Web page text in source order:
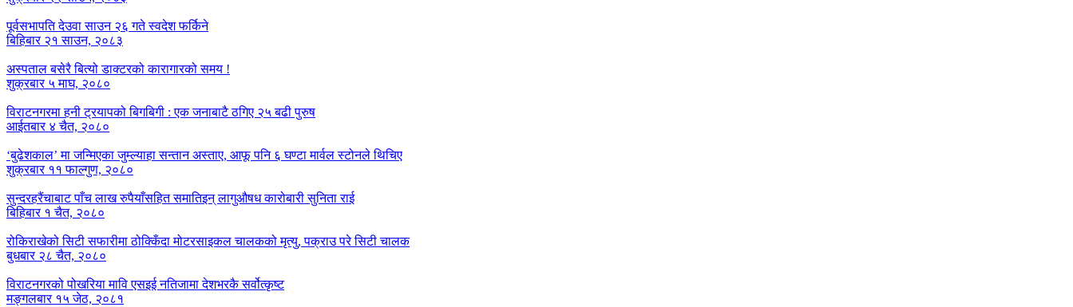
पूर्वसभापति देउवा साउन २६ गते स्वदेश फर्किने
बिहिबार २१ साउन, २०८३
अस्पताल बसेरै बित्यो डाक्टरको कारागारको समय !
शुक्रबार ५ माघ, २०८०
विराटनगरमा हनी ट्रयापको बिगबिगी : एक जनाबाटै ठगिए २५ बढी पुरुष
आईतबार ४ चैत, २०८०
‘बुढेशकाल’ मा जन्मिएका जुम्ल्याहा सन्तान अस्ताए, आफू पनि ६ घण्टा मार्वल स्टोनले थिचिए
शुक्रबार ११ फाल्गुण, २०८०
सुन्दरहरैंचाबाट पाँच लाख रुपैयाँसहित समातिइन् लागुऔषध कारोबारी सुनिता राई
बिहिबार १ चैत, २०८०
रोकिराखेको सिटी सफारीमा ठोक्किँदा मोटरसाइकल चालकको मृत्यु, पक्राउ परे सिटी चालक
बुधबार २८ चैत, २०८०
विराटनगरको पोखरिया मावि एसइई नतिजामा देशभरकै सर्वोत्कृष्ट
मङ्गलबार १५ जेठ, २०८१